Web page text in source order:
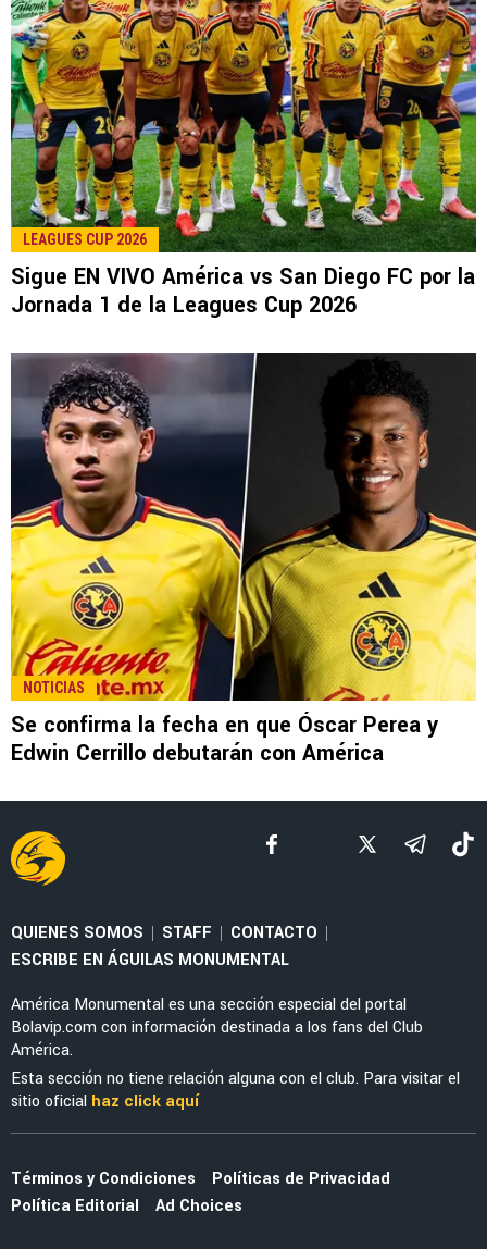
LEE TAMBIÉN
LEAGUES CUP 2026
¡Ya se estrenó! Federico Viñas marca su
primer gol con Toluca en la Leagues Cup 2026